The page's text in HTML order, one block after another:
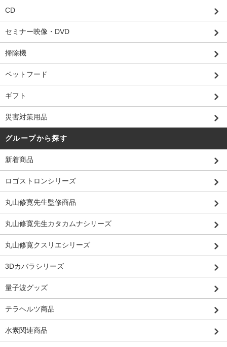
CD
セミナー映像・DVD
掃除機
ペットフード
ギフト
災害対策用品
グループから探す
新着商品
ロゴストロンシリーズ
丸山修寛先生監修商品
丸山修寛先生カタカムナシリーズ
丸山修寛クスリエシリーズ
3Dカバラシリーズ
量子波グッズ
テラヘルツ商品
水素関連商品